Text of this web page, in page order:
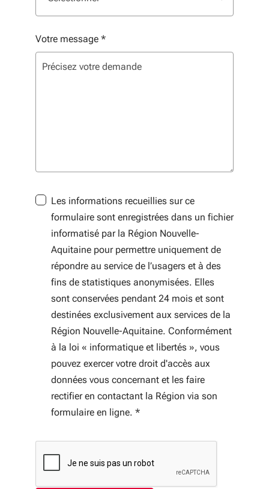
Votre message *
Les informations recueillies sur ce
formulaire sont enregistrées dans un fichier
informatisé par la Région Nouvelle-
Aquitaine pour permettre uniquement de
répondre au service de l’usagers et à des
fins de statistiques anonymisées. Elles
sont conservées pendant 24 mois et sont
destinées exclusivement aux services de la
Région Nouvelle-Aquitaine. Conformément
à la loi « informatique et libertés », vous
pouvez exercer votre droit d'accès aux
données vous concernant et les faire
rectifier en contactant la Région via son
formulaire en ligne. *